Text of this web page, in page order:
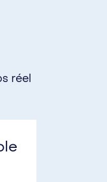
réel